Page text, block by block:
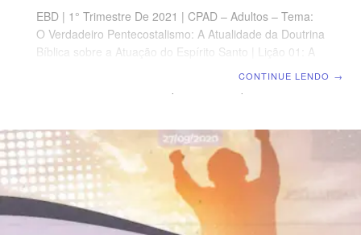
EBD | 1° Trimestre De 2021 | CPAD – Adultos – Tema:
O Verdadeiro Pentecostalismo: A Atualidade da Doutrina
Bíblica sobre a Atuação do Espírito Santo | Lição 01: A
em cada tópico. Por exemplo, o objetivo l refere-se ao
tópico l com seus respectivos subtópicos. I –
Apresentar a revelação do Espírito Santo nas
Escrituras;
CONTINUE LENDO →